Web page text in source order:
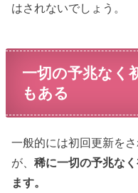
はされないでしょう。
一切の予兆なく
もある
一般的には初回更新を
が、稀に一切の予兆な
ます。